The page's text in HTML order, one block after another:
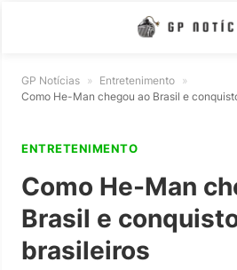
GP Notícias » Entretenimento »
Como He-Man chegou ao Brasil e
ENTRETENIMENTO
Como He-Man
Brasil e
brasileiros